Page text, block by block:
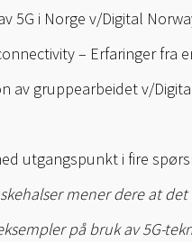
5G i Norge v/Digital
– Erfaringer fra
av gruppearbeidet v/
utgangspunkt i fire
mener dere at
på bruk av 5G-